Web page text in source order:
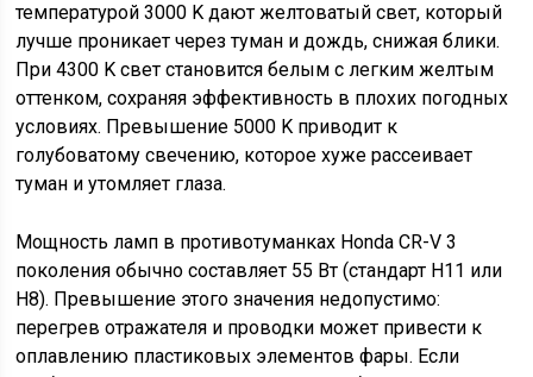
температурой 3000 K дают желтоватый свет, который
лучше проникает через туман и дождь, снижая блики.
При 4300 K свет становится белым с легким желтым
оттенком, сохраняя эффективность в плохих погодных
условиях. Превышение 5000 K приводит к
голубоватому свечению, которое хуже рассеивает
туман и утомляет глаза.
Мощность ламп в противотуманках Honda CR-V 3
поколения обычно составляет 55 Вт (стандарт H11 или
H8). Превышение этого значения недопустимо:
перегрев отражателя и проводки может привести к
оплавлению пластиковых элементов фары. Если